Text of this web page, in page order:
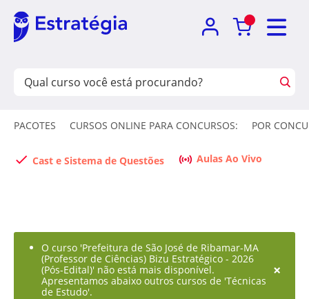
PACOTES CURSOS ONLINE PARA CONCURSOS: POR
Cast e Sistema de Questões Aulas Ao Vivo
O curso 'Prefeitura de São José de Ribamar-MA
(Professor de Ciências) Bizu Estratégico - 2026
(Pós-Edital)' não está mais disponível.
Apresentamos abaixo outros cursos de 'Técnicas
de Estudo'.
×